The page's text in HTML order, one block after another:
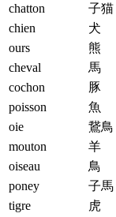
chatton
子猫
chien
犬
ours
熊
cheval
馬
cochon
豚
poisson
魚
oie
鵞鳥
mouton
羊
oiseau
鳥
poney
子馬
tigre
虎